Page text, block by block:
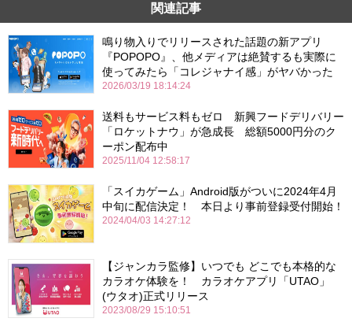
関連記事
鳴り物入りでリリースされた話題の新アプリ
『POPOPO』、他メディアは絶賛するも実際に
使ってみたら「コレジャナイ感」がヤバかった
2026/03/19 18:14:24
送料もサービス料もゼロ 新興フードデリバリー
「ロケットナウ」が急成長 総額5000円分のク
ーポン配布中
2025/11/04 12:58:17
「スイカゲーム」Android版がついに2024年4月
中旬に配信決定！ 本日より事前登録受付開始！
2024/04/03 14:27:12
【ジャンカラ監修】いつでも どこでも本格的な
カラオケ体験を！ カラオケアプリ「UTAO」
(ウタオ)正式リリース
2023/08/29 15:10:51